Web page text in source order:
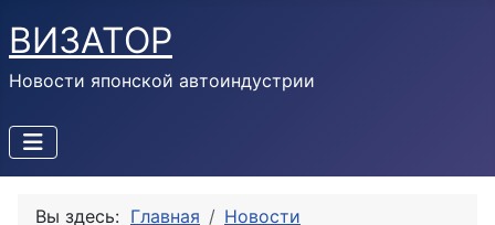
ВИЗАТОР
Новости японской автоиндустрии
Вы здесь: Главная
Новости